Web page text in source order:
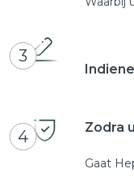
3
4 Zodra
Gaat